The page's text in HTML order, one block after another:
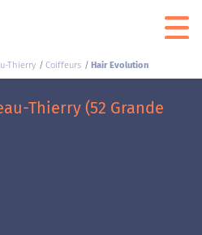
Thierry Coiffeurs Hair Evolution
Thierry (52 Grande